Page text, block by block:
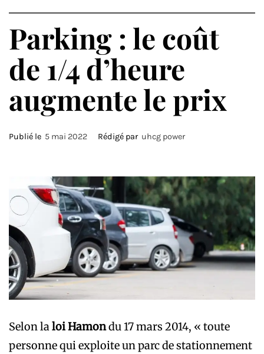
Parking : le coût
de 1/4 d’heure
augmente le prix
Publié le 5 mai 2022 Rédigé par uhcg power
Selon laloi Hamondu 17 mars 2014, « toute
personne qui exploite un parc de stationnement